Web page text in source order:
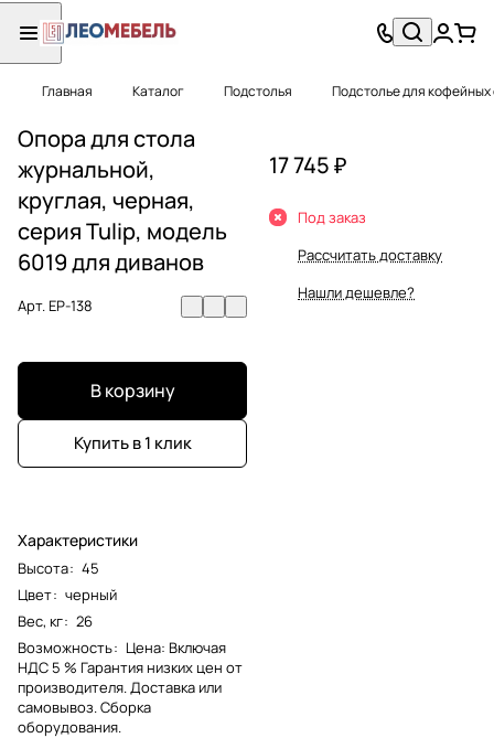
Главная Каталог Подстолья Подстолье для кофейных
Опора для стола
журнальной,
круглая, черная,
серия Tulip, модель
6019 для диванов
Арт.EP-138
В корзину
Купить в 1 клик
Характеристики
Высота: 45
Цвет: черный
Вес, кг: 26
Возможность: Цена: Включая
НДС 5 % Гарантия низких цен от
производителя. Доставка или
самовывоз. Сборка
оборудования.
17 745 ₽
Под заказ
Рассчитать доставку
Нашли дешевле?